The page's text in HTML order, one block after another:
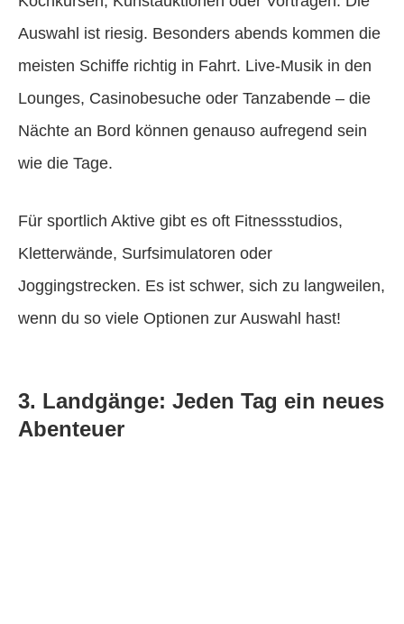
Auswahl ist riesig. Besonders abends kommen die
meisten Schiffe richtig in Fahrt. Live-Musik in den
Lounges, Casinobesuche oder Tanzabende – die
Nächte an Bord können genauso aufregend sein
wie die Tage.
Für sportlich Aktive gibt es oft Fitnessstudios,
Kletterwände, Surfsimulatoren oder
Joggingstrecken. Es ist schwer, sich zu langweilen,
wenn du so viele Optionen zur Auswahl hast!
3. Landgänge: Jeden Tag ein neues
Abenteuer